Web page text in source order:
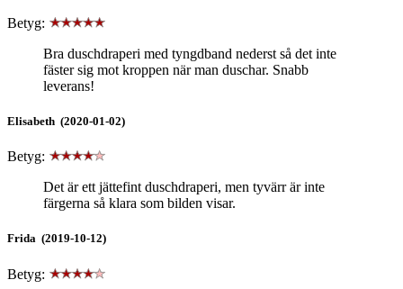
Betyg:
Bra duschdraperi med tyngdband nederst så det inte
fäster sig mot kroppen när man duschar. Snabb
leverans!
Elisabeth (2020-01-02)
Betyg:
Det är ett jättefint duschdraperi, men tyvärr är inte
färgerna så klara som bilden visar.
Frida (2019-10-12)
Betyg: